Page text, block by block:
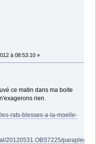
à 08:53:10 »
ce matin dans ma boite
rien.
rats-blesses-a-la-moelle-
20120531.OBS7225/paraplegie-